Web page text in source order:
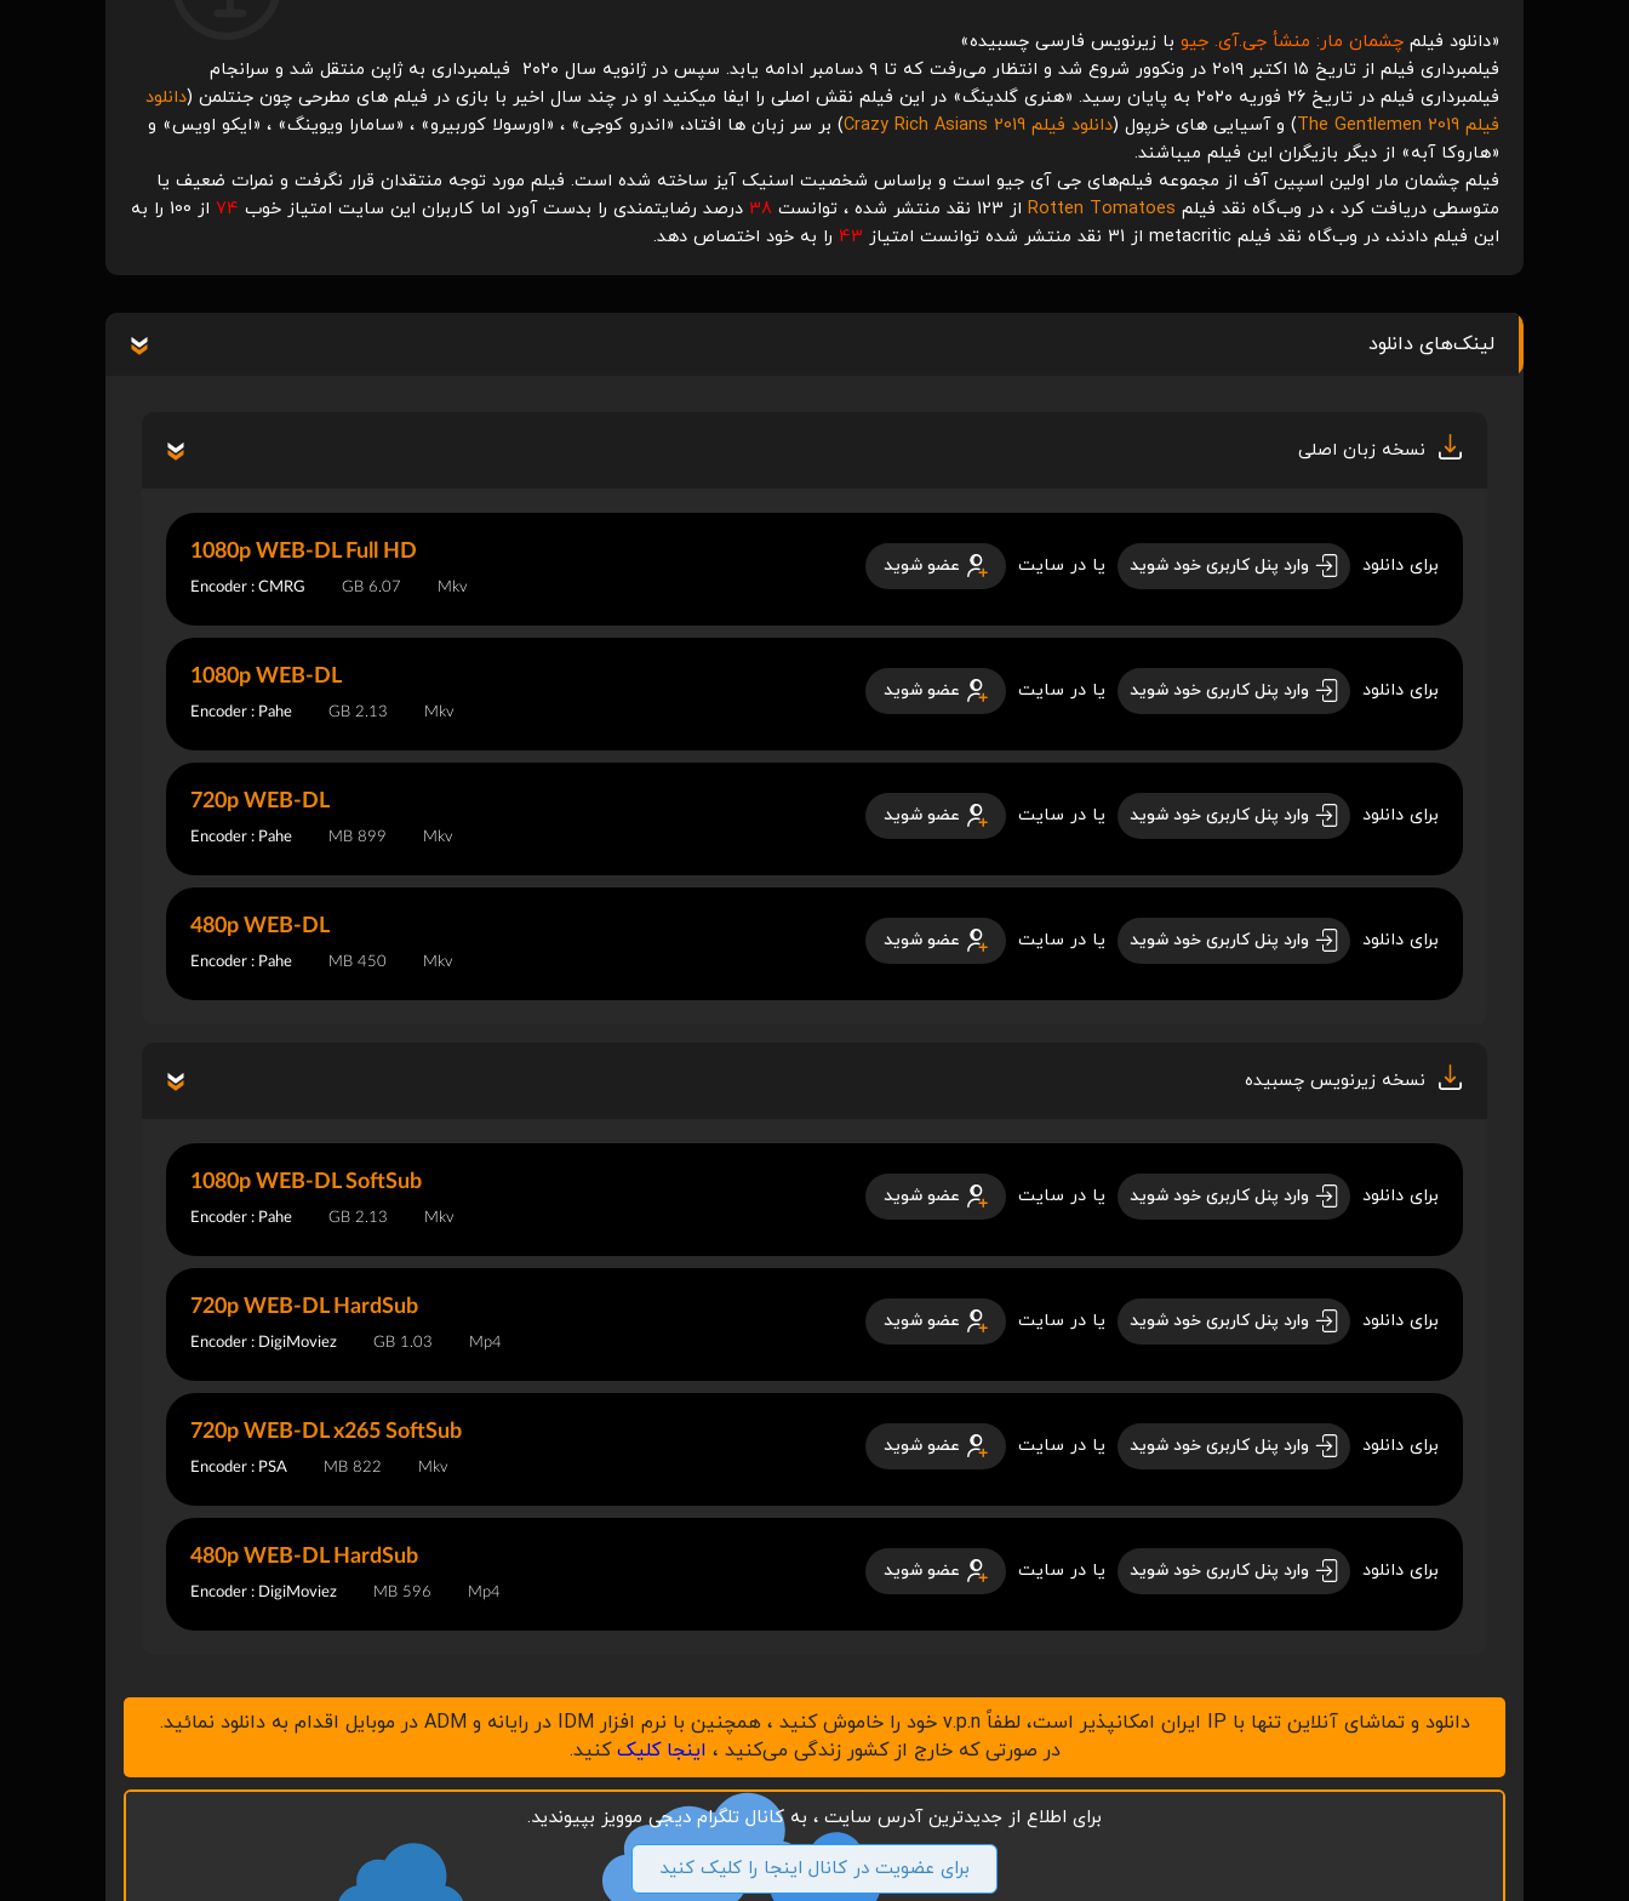
«دانلود فیلم چشمان مار: منشأ جی.آی. جیو با زیرنویس فارسی چسبیده»
فیلمبرداری فیلم از تاریخ ۱۵ اکتبر ۲۰۱۹ در ونکوور شروع شد و انتظار می‌رفت که تا ۹ دسامبر ادامه یابد. سپس در ژانویه سال ۲۰۲۰ فیلمبرداری به ژاپن منتقل شد و سرانجام
فیلمبرداری فیلم در تاریخ ۲۶ فوریه ۲۰۲۰ به پایان رسید.
«هنری گلدینگ» در این فیلم نقش اصلی را ایفا میکنید او در چند سال اخیر با بازی در فیلم های مطرحی چون جنتلمن (دانلود
فیلم The Gentlemen 2019
) و آسیایی های خرپول (دانلود فیلم Crazy Rich Asians 2019 ) بر سر زبان ها افتاد، «اندرو کوجی» ، «اورسولا کوربیرو» ، «سامارا ویوینگ» ، «ایکو اویس» و
«هاروکا آبه» از دیگر بازیگران این فیلم میباشند.
فیلم چشمان مار اولین اسپین آف از مجموعه فیلم‌های جی آی جیو است و براساس شخصیت اسنیک آیز ساخته شده است. فیلم مورد توجه منتقدان قرار نگرفت و نمرات ضعیف یا
متوسطی دریافت کرد ، در وب‌گاه نقد فیلم Rotten Tomatoes از 123 نقد منتشر شده ، توانست 38 درصد رضایتمندی را بدست آورد اما کاربران این سایت امتیاز خوب 74
از 100 را به
این فیلم دادند، در وب‌گاه نقد فیلم metacritic از 31 نقد منتشر شده توانست امتیاز 43 را به خود اختصاص دهد.
لینک‌های دانلود
نسخه زبان اصلی
برای دانلود وارد پنل کاربری خود شوید یا در سایت عضو شوید
1080p WEB-DL Full HD
Encoder : CMRG 6.07 GB Mkv
برای دانلود وارد پنل کاربری خود شوید یا در سایت عضو شوید
1080p WEB-DL
Encoder : Pahe 2.13 GB Mkv
برای دانلود وارد پنل کاربری خود شوید یا در سایت عضو شوید
720p WEB-DL
Encoder : Pahe 899 MB Mkv
برای دانلود وارد پنل کاربری خود شوید یا در سایت عضو شوید
480p WEB-DL
Encoder : Pahe 450 MB Mkv
نسخه زیرنویس چسبیده
برای دانلود وارد پنل کاربری خود شوید یا در سایت عضو شوید
1080p WEB-DL SoftSub
Encoder : Pahe 2.13 GB Mkv
برای دانلود وارد پنل کاربری خود شوید یا در سایت عضو شوید
720p WEB-DL HardSub
Encoder : DigiMoviez 1.03 GB Mp4
برای دانلود وارد پنل کاربری خود شوید یا در سایت عضو شوید
720p WEB-DL x265 SoftSub
Encoder : PSA 822 MB Mkv
برای دانلود وارد پنل کاربری خود شوید یا در سایت عضو شوید
480p WEB-DL HardSub
Encoder : DigiMoviez 596 MB Mp4
دانلود و تماشای آنلاین تنها با IP ایران امکانپذیر است، لطفاً v.p.n خود را خاموش کنید ، همچنین با نرم افزار IDM در رایانه و ADM در موبایل اقدام به دانلود نمائید.
در صورتی که خارج از کشور زندگی می‌کنید ، اینجا کلیککنید.
برای اطلاع از جدیدترین آدرس سایت ، به کانال تلگرام دیجی موویز بپیوندید.
برای عضویت در کانال اینجا را کلیک کنید